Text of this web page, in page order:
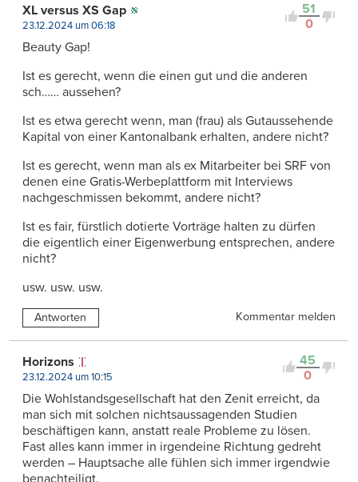
51
0
XL versus XS Gap
23.12.2024 um 06:18
Beauty Gap!
Ist es gerecht, wenn die einen gut und die anderen
sch…… aussehen?
Ist es etwa gerecht wenn, man (frau) als Gutaussehende
Kapital von einer Kantonalbank erhalten, andere nicht?
Ist es gerecht, wenn man als ex Mitarbeiter bei SRF von
denen eine Gratis-Werbeplattform mit Interviews
nachgeschmissen bekommt, andere nicht?
Ist es fair, fürstlich dotierte Vorträge halten zu dürfen
die eigentlich einer Eigenwerbung entsprechen, andere
nicht?
usw. usw. usw.
Antworten Kommentar melden
45
0
Horizons
23.12.2024 um 10:15
Die Wohlstandsgesellschaft hat den Zenit erreicht, da
man sich mit solchen nichtsaussagenden Studien
beschäftigen kann, anstatt reale Probleme zu lösen.
Fast alles kann immer in irgendeine Richtung gedreht
werden – Hauptsache alle fühlen sich immer irgendwie
benachteiligt.